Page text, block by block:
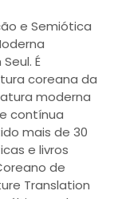
e Semiótica
É
coreana da
moderna
contínua
mais de 30
e livros
de
Translation